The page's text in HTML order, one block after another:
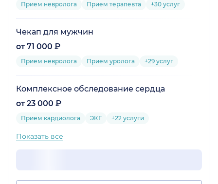
Прием невролога Прием терапевта +30 услуг
Чекап для мужчин
от 71 000 ₽
Прием невролога Прием уролога +29 услуг
Комплексное обследование сердца
от 23 000 ₽
Прием кардиолога ЭКГ +22 услуги
Показать все